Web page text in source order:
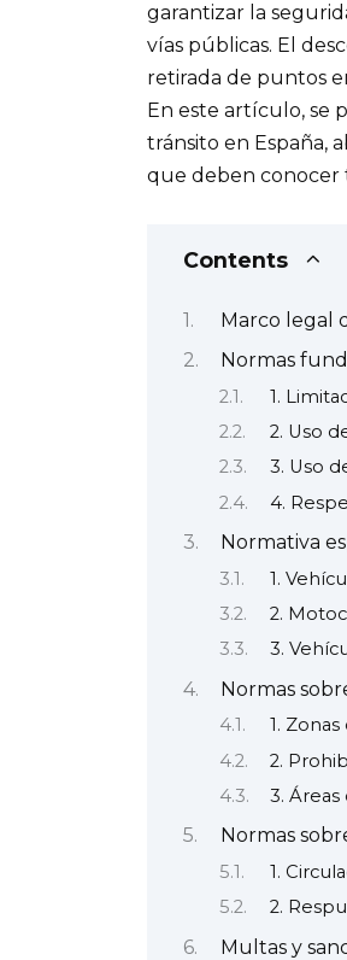
garantizar la
vías públicas. El
retirada de puntos
En este artículo, se
tránsito en España,
que deben conocer
Contents
Marco legal
Normas
1.
2. Uso
3. Uso
4.
Normativa
1.
2.
3.
Normas
1.
2.
3. Áreas
Normas
1.
2.
Multas y